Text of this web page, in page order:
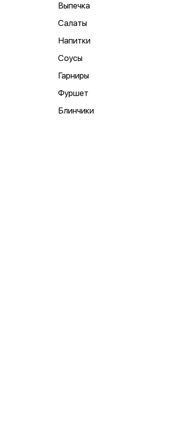
Выпечка
Салаты
Напитки
Соусы
Гарниры
Фуршет
Блинчики